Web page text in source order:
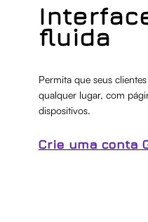
fluida
Permita que seus
qualquer lugar, com
dispositivos.
Crie uma conta